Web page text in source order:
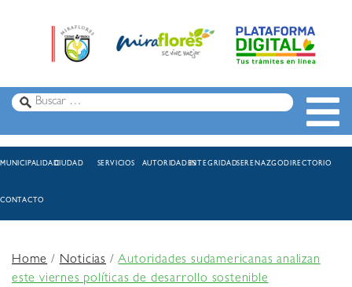
MUNICIPALIDADCIUDAD SERVICIOS AUTORIDADESINTEGRIDADSERENAZGODIRECTORIO
CONTACTO
Home/Noticias /Autoridades sudamericanas analizan
este viernes políticas de desarrollo sostenible